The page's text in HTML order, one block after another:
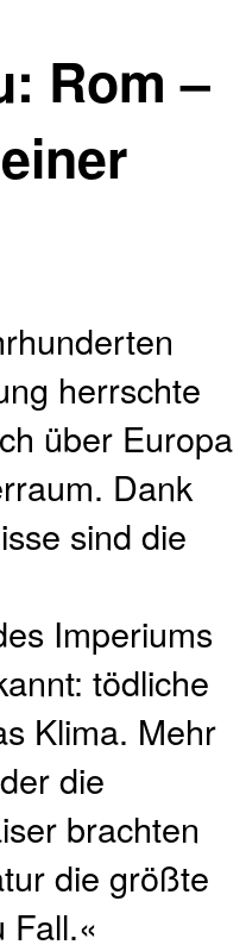
Rom –
herrschte
über Europa
Dank
sind die
Imperiums
tödliche
Klima. Mehr
die
brachten
die größte
Fall.«